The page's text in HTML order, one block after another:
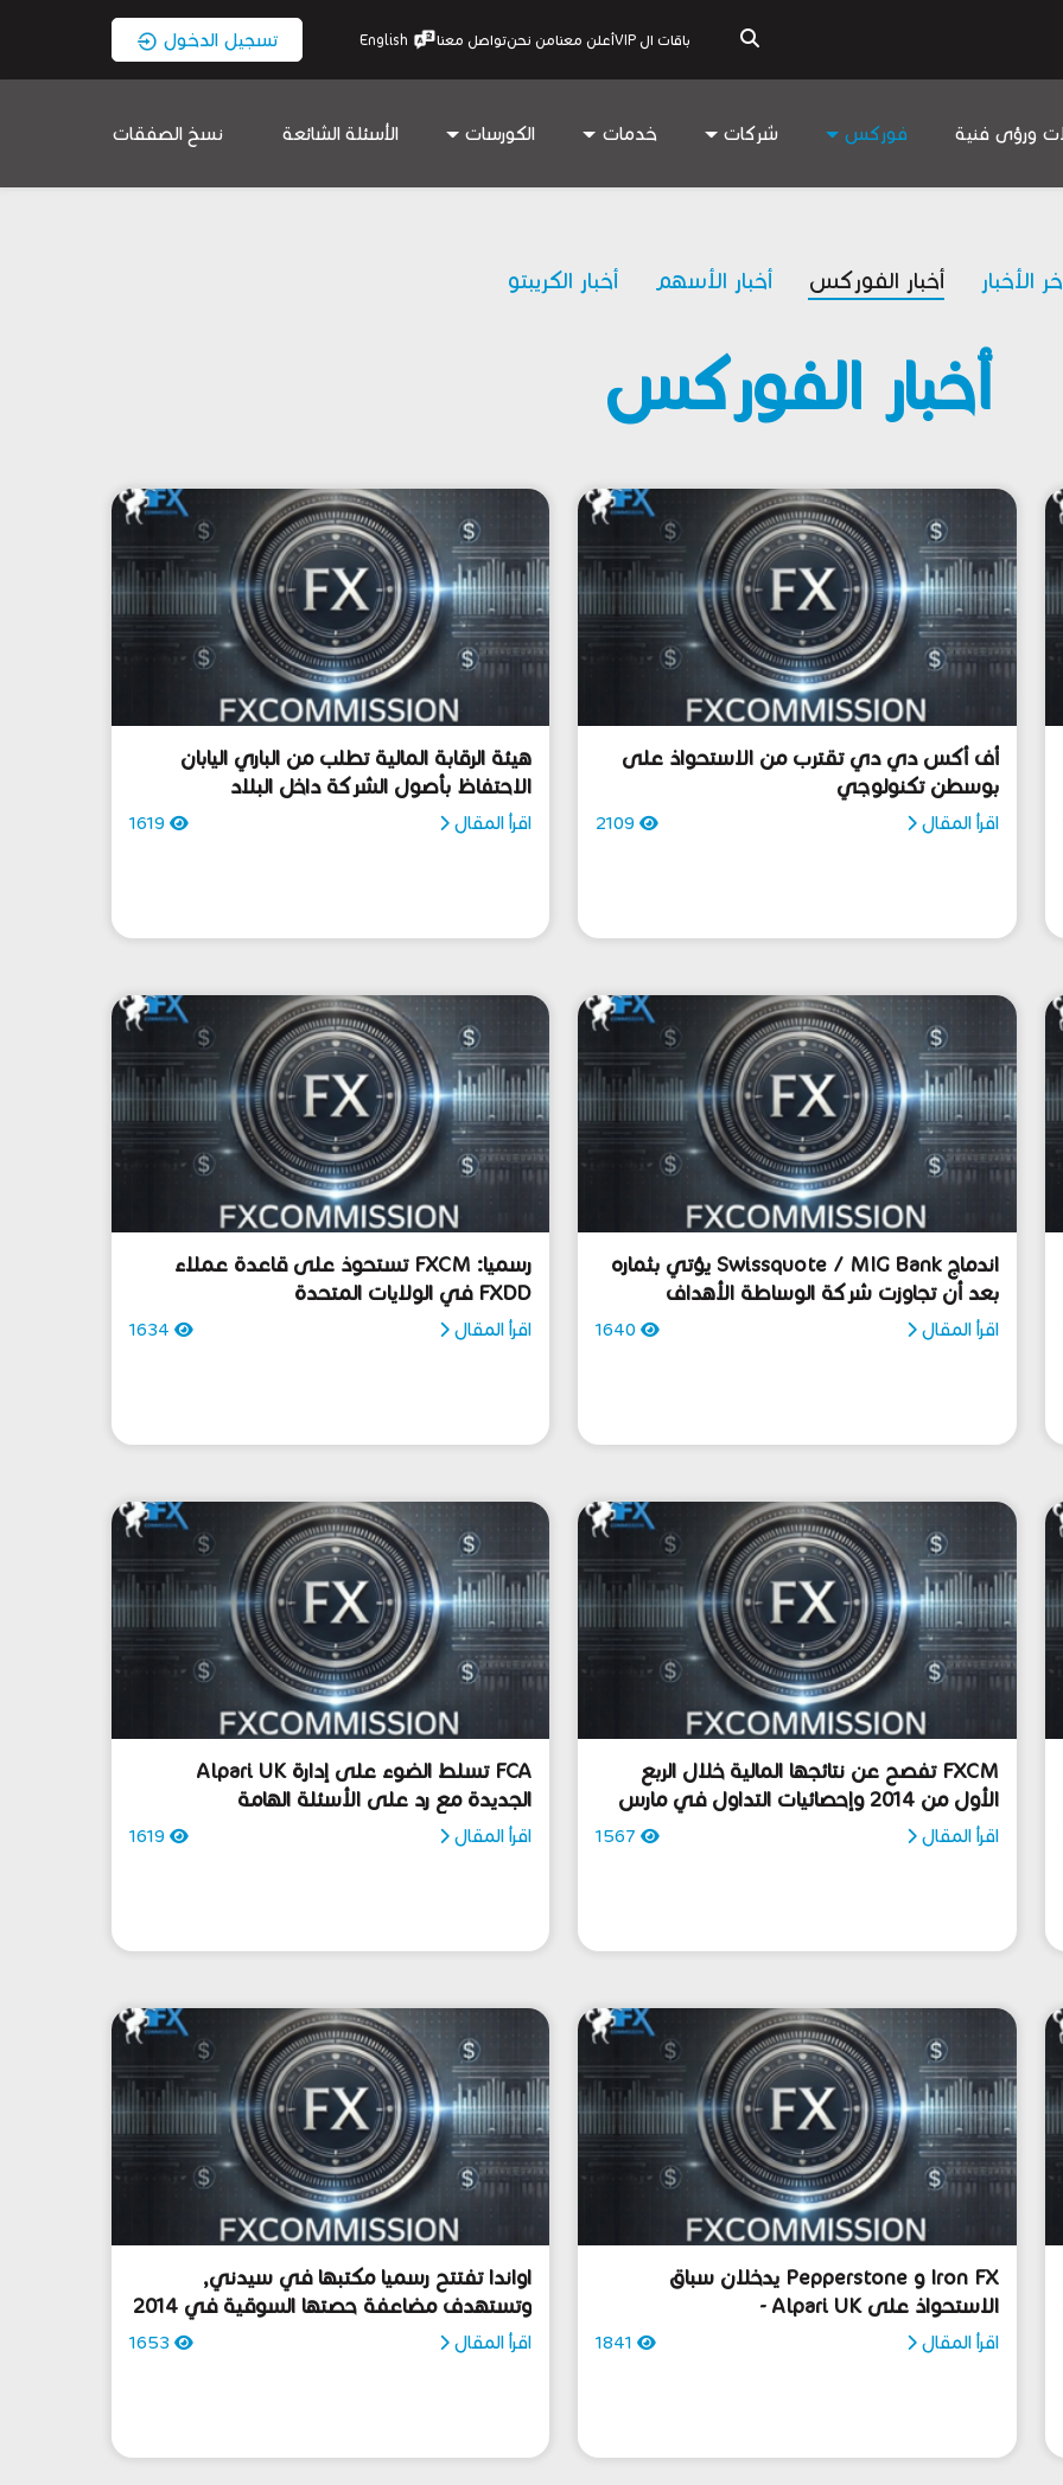
باقات ال VIP أعلن معنامن نحنتواصل معنا English تسجيل الدخول
ورؤى فنية فوركس شركات خدمات الكورسات الأسئلة الشائعة نسخ الصفقات
الأخبار أخبار الفوركس أخبار الأسهم أخبار الكريبتو
أخبار الفوركس
أف أكس دي دي تقترب من الاستحواذ على
بوسطن تكنولوجي
اقرأ المقال 2109
هيئة الرقابة المالية تطلب من الباري اليابان
الاحتفاظ بأصول الشركة داخل البلاد
اقرأ المقال 1619
اندماج Swissquote / MIG Bank يؤتي بثماره
بعد أن تجاوزت شركة الوساطة الأهداف
المعلنة في 2014
اقرأ المقال 1640
رسميا: FXCM تستحوذ على قاعدة عملاء
FXDD في الولايات المتحدة
اقرأ المقال 1634
FXCM تفصح عن نتائجها المالية خلال الربع
الأول من 2014 وإحصائيات التداول في مارس
اقرأ المقال 1567
FCA تسلط الضوء على إدارة Alpari UK
الجديدة مع رد على الأسئلة الهامة
اقرأ المقال 1619
Iron FX و Pepperstone يدخلان سباق
الاستحواذ على Alpari UK -
اقرأ المقال 1841
اواندا تفتتح رسميا مكتبها في سيدني,
وتستهدف مضاعفة حصتها السوقية في 2014
اقرأ المقال 1653